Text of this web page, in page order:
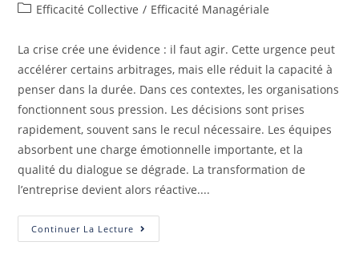
Efficacité Collective / Efficacité Managériale
La crise crée une évidence : il faut agir. Cette urgence peut
accélérer certains arbitrages, mais elle réduit la capacité à
penser dans la durée. Dans ces contextes, les organisations
fonctionnent sous pression. Les décisions sont prises
rapidement, souvent sans le recul nécessaire. Les équipes
absorbent une charge émotionnelle importante, et la
qualité du dialogue se dégrade. La transformation de
l’entreprise devient alors réactive....
Continuer La Lecture